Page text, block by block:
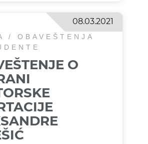
08.03.2021
/ OBAVEŠTENJA
O